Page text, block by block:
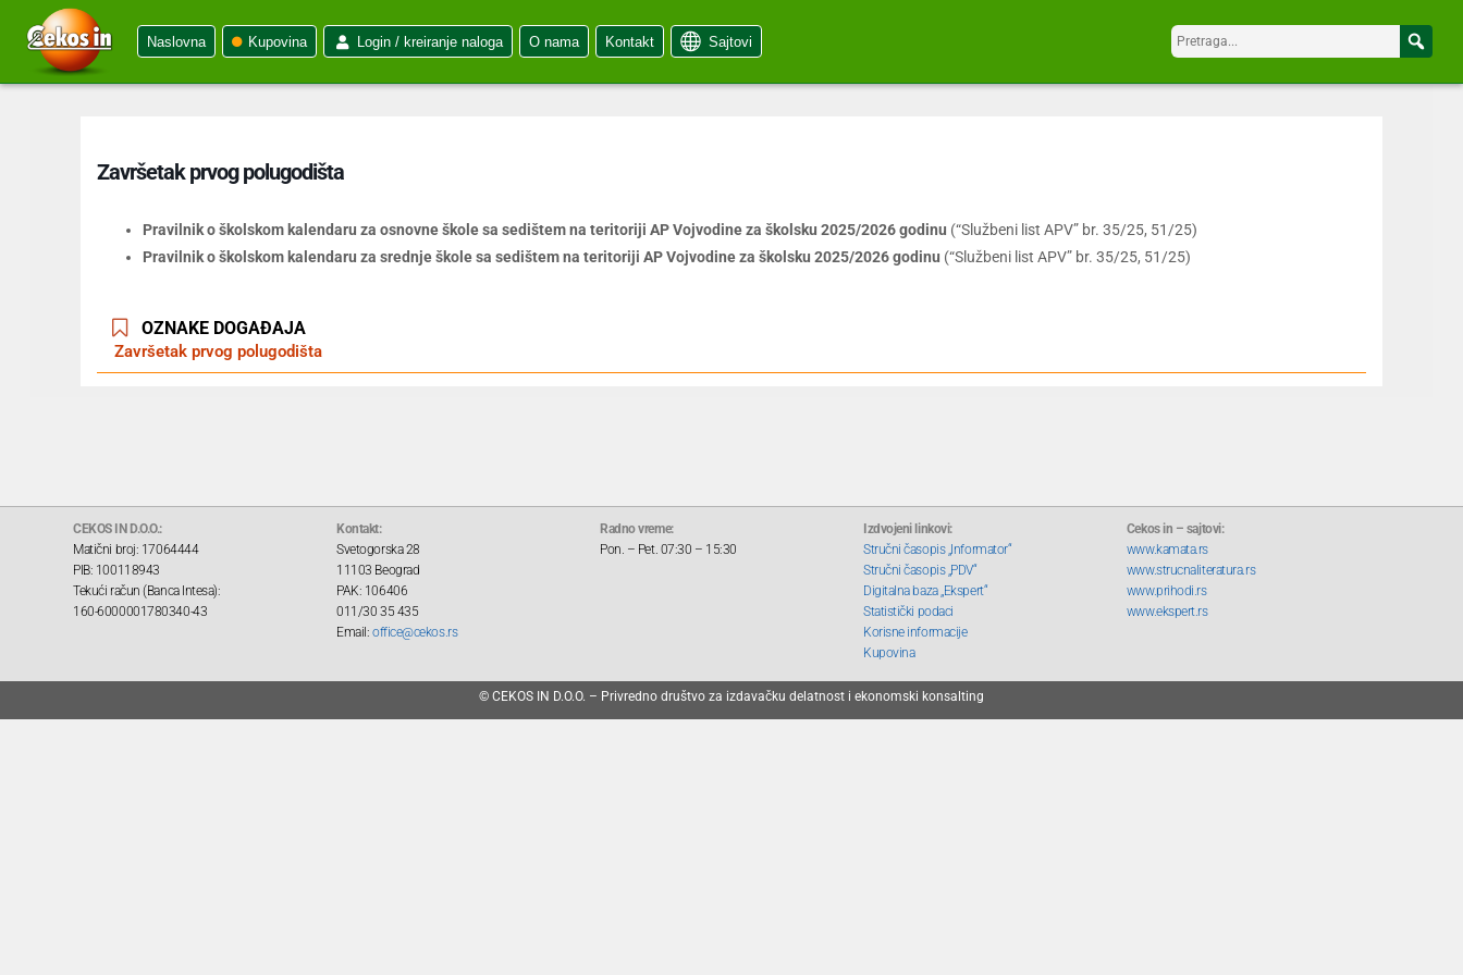
Naslovna Kupovina Login / kreiranje naloga O nama Kontakt Sajtovi
Završetak prvog polugodišta
Pravilnik o školskom kalendaru za osnovne škole sa sedištem na teritoriji AP Vojvodine za školsku 2025/2026 godinu (“Službeni list APV” br. 35/25, 51/25)
Pravilnik o školskom kalendaru za srednje škole sa sedištem na teritoriji AP Vojvodine za školsku 2025/2026 godinu (“Službeni list APV” br. 35/25, 51/25)
OZNAKE DOGAĐAJA
Završetak prvog polugodišta
CEKOS IN D.O.O.:
Matični broj: 17064444
PIB: 100118943
Tekući račun (Banca Intesa):
160-6000001780340-43
Kontakt:
Svetogorska 28
11103 Beograd
PAK: 106406
011/30 35 435
Email: office@cekos.rs
Radno vreme:
Pon. – Pet. 07:30 – 15:30
Izdvojeni linkovi:
Stručni časopis „Informator“
Stručni časopis „PDV“
Digitalna baza „Ekspert“
Statistički podaci
Korisne informacije
Kupovina
Cekos in – sajtovi:
www.kamata.rs
www.strucnaliteratura.rs
www.prihodi.rs
www.ekspert.rs
© CEKOS IN D.O.O. – Privredno društvo za izdavačku delatnost i ekonomski konsalting